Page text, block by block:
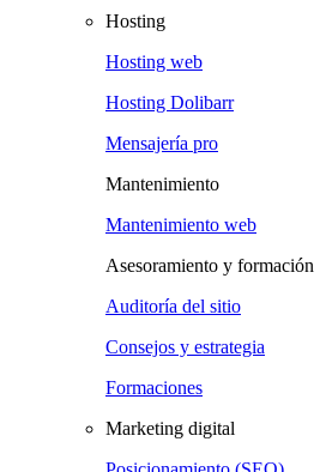
Hosting
Hosting web
Hosting Dolibarr
Mensajería pro
Mantenimiento
Mantenimiento web
Asesoramiento y formación
Auditoría del sitio
Consejos y estrategia
Formaciones
Marketing digital